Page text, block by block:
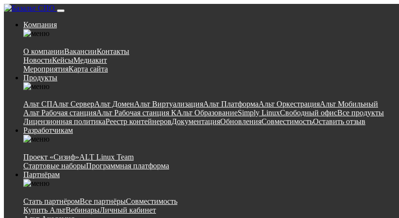
Компания
О компанииВакансииКонтакты
НовостиКейсыМедиакит
МероприятияКарта сайта
Продукты
Альт СПАльт СерверАльт ДоменАльт ВиртуализацияАльт ПлатформаАльт ОркестрацияАльт Мобильный
Альт Рабочая станцияАльт Рабочая станция КАльт ОбразованиеSimply LinuxСвободный офисВсе продукты
Лицензионная политикаРеестр контейнеровДокументацияОбновленияСовместимостьОставить отзыв
Разработчикам
Проект «Сизиф»ALT Linux Team
Стартовые наборыПрограммная платформа
Партнёрам
Стать партнёромВсе партнёрыСовместимость
Купить АльтВебинарыЛичный кабинет